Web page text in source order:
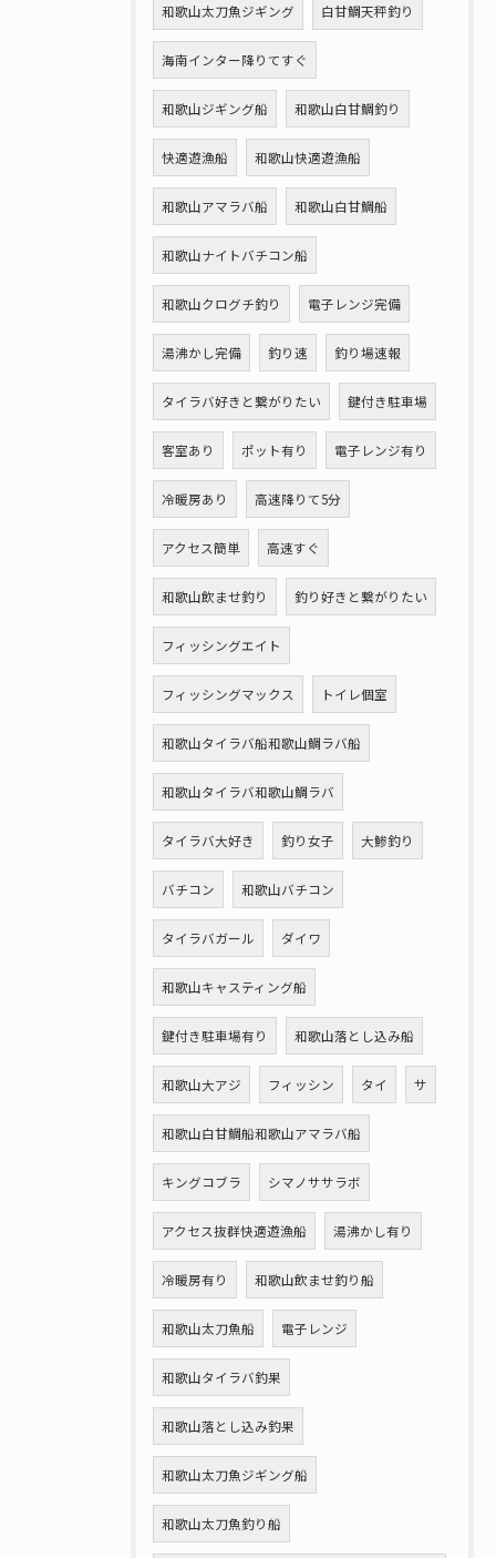
和歌山太刀魚ジギング 白甘鯛天秤釣り
海南インター降りてすぐ
和歌山ジギング船 和歌山白甘鯛釣り
快適遊漁船 和歌山快適遊漁船
和歌山アマラバ船 和歌山白甘鯛船
和歌山ナイトバチコン船
和歌山クログチ釣り 電子レンジ完備
湯沸かし完備 釣り速 釣り場速報
タイラバ好きと繋がりたい 鍵付き駐車場
客室あり ポット有り 電子レンジ有り
冷暖房あり 高速降りて5分
アクセス簡単 高速すぐ
和歌山飲ませ釣り 釣り好きと繋がりたい
フィッシングエイト
フィッシングマックス トイレ個室
和歌山タイラバ船和歌山鯛ラバ船
和歌山タイラバ和歌山鯛ラバ
タイラバ大好き 釣り女子 大鯵釣り
バチコン 和歌山バチコン
タイラバガール ダイワ
和歌山キャスティング船
鍵付き駐車場有り 和歌山落とし込み船
和歌山大アジ フィッシン タイ サ
和歌山白甘鯛船和歌山アマラバ船
キングコブラ シマノササラボ
アクセス抜群快適遊漁船 湯沸かし有り
冷暖房有り 和歌山飲ませ釣り船
和歌山太刀魚船 電子レンジ
和歌山タイラバ釣果
和歌山落とし込み釣果
和歌山太刀魚ジギング船
和歌山太刀魚釣り船